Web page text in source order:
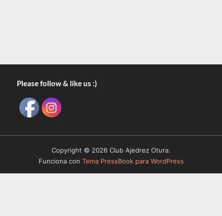
Please follow & like us :)
Copyright © 2026 Club Ajedrez Otura.
Funciona con Tema PressBook para WordPress